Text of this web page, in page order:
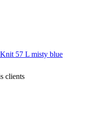
57 L misty blue
clients